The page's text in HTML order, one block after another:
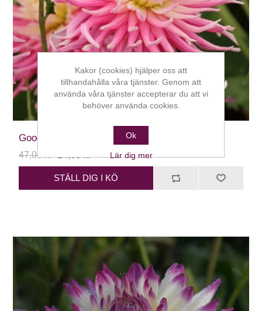
Good Earth
47,00 kr 24,00 kr
STÄLL DIG I KÖ
Kakor (cookies) hjälper oss att
tillhandahålla våra tjänster. Genom att
använda våra tjänster accepterar du att vi
behöver använda cookies.
Ok
Lär dig mer